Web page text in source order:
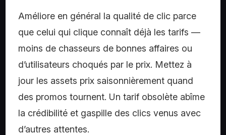
Améliore en général la qualité de clic parce
que celui qui clique connaît déjà les tarifs —
moins de chasseurs de bonnes affaires ou
d’utilisateurs choqués par le prix. Mettez à
jour les assets prix saisonnièrement quand
des promos tournent. Un tarif obsolète abîme
la crédibilité et gaspille des clics venus avec
d’autres attentes.